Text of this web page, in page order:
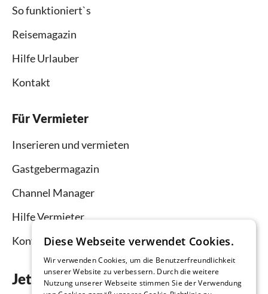
So funktioniert`s
Reisemagazin
Hilfe Urlauber
Kontakt
Für Vermieter
Inserieren und vermieten
Gastgebermagazin
Channel Manager
Hilfe Vermieter
Kontakt
Jetzt die App downloaden
Diese Webseite verwendet Cookies.
Wir verwenden Cookies, um die Benutzerfreundlichkeit
unserer Website zu verbessern. Durch die weitere
Nutzung unserer Webseite stimmen Sie der Verwendung